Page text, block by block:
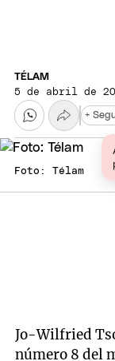
TÉLAM
5 de abril de
+
Foto: Télam
Jo-Wilfried
número 8 del